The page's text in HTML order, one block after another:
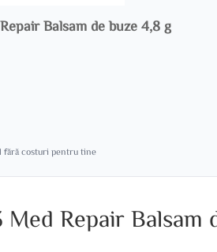
Balsam de buze 4,8 g
fără costuri pentru tine
Med Repair